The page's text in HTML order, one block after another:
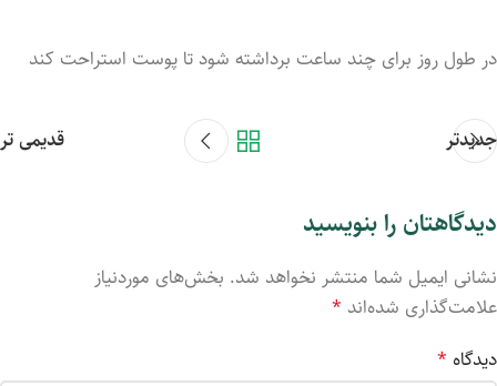
در طول روز برای چند ساعت برداشته شود تا پوست استراحت کند
جدیدتر قدیمی تر
دیدگاهتان را بنویسید
نشانی ایمیل شما منتشر نخواهد شد. بخش‌های موردنیاز
علامت‌گذاری شده‌اند *
دیدگاه *